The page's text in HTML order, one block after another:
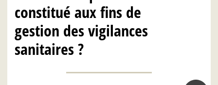
constitué aux fins de
gestion des vigilances
sanitaires ?